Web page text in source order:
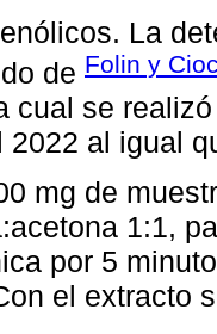
La
de Folin y
cual se
2022 al igual
mg de
1:1,
por 5
el extracto